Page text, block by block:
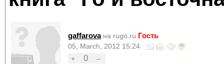
gaffarova на rugo.ru Гость
05, March, 2012 15:24
+
0 –